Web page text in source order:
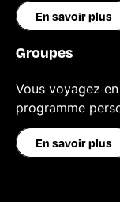
En savoir plus
Groupes
Vous voyagez
programme
En savoir plus